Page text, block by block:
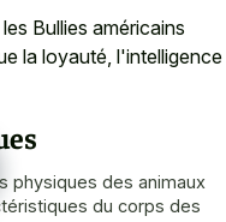
Bullies américains
la loyauté, l'intelligence
physiques des animaux
du corps des